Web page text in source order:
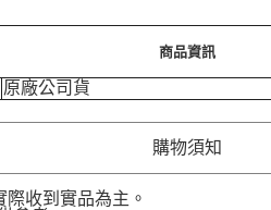
商品資訊
原廠公司貨
購物須知
收到實品為主。